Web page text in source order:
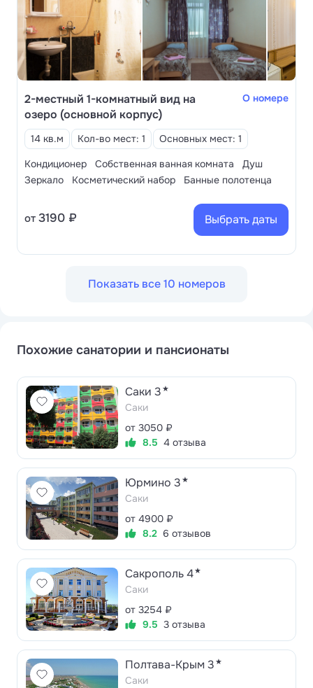
2-местный 1-комнатный вид на
озеро (основной корпус)
О номере
14 кв.м Кол-во мест: 1
Основных мест: 1
Кондиционер
Собственная ванная комната
Душ
Зеркало
Косметический набор Банные полотенца
от 3190 ₽ Выбрать даты
Показать все 10 номеров
Похожие санатории и пансионаты
Саки 3 ★
Саки
от 3050 ₽
8.5 4 отзыва
Юрмино 3 ★
Саки
от 4900 ₽
8.2 6 отзывов
Сакрополь 4★
Саки
от 3254 ₽
9.5 3 отзыва
Полтава-Крым 3 ★
Саки